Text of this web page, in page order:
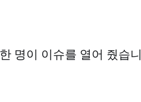
명이 이슈를 열어 줬습니